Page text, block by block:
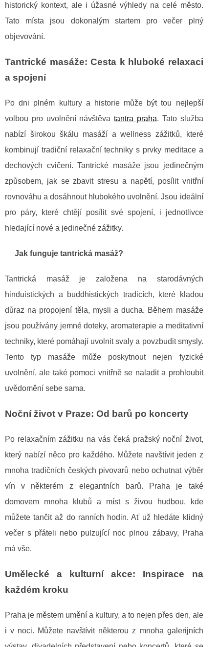
historický kontext, ale i úžasné výhledy na celé město.
Tato místa jsou dokonalým startem pro večer plný
objevování.
Tantrické masáže: Cesta k hluboké relaxaci
a spojení
Po dni plném kultury a historie může být tou nejlepší
volbou pro uvolnění návštěvatantra praha. Tato služba
nabízí širokou škálu masáží a wellness zážitků, které
kombinují tradiční relaxační techniky s prvky meditace a
dechových cvičení. Tantrické masáže jsou jedinečným
způsobem, jak se zbavit stresu a napětí, posílit vnitřní
rovnováhu a dosáhnout hlubokého uvolnění. Jsou ideální
pro páry, které chtějí posílit své spojení, i jednotlivce
hledající nové a jedinečné zážitky.
Jak funguje tantrická masáž?
Tantrická masáž je založena na starodávných
hinduistických a buddhistických tradicích, které kladou
důraz na propojení těla, mysli a ducha. Během masáže
jsou používány jemné doteky, aromaterapie a meditativní
techniky, které pomáhají uvolnit svaly a povzbudit smysly.
Tento typ masáže může poskytnout nejen fyzické
uvolnění, ale také pomoci vnitřně se naladit a prohloubit
uvědomění sebe sama.
Noční život v Praze: Od barů po koncerty
Po relaxačním zážitku na vás čeká pražský noční život,
který nabízí něco pro každého. Můžete navštívit jeden z
mnoha tradičních českých pivovarů nebo ochutnat výběr
vín v některém z elegantních barů. Praha je také
domovem mnoha klubů a míst s živou hudbou, kde
můžete tančit až do ranních hodin. Ať už hledáte klidný
večer s přáteli nebo pulzující noc plnou zábavy, Praha
má vše.
Umělecké a kulturní akce: Inspirace na
každém kroku
Praha je městem umění a kultury, a to nejen přes den, ale
i v noci. Můžete navštívit některou z mnoha galerijních